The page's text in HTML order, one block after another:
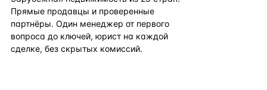
Прямые продавцы и проверенные
партнёры. Один менеджер от первого
вопроса до ключей, юрист на каждой
сделке, без скрытых комиссий.